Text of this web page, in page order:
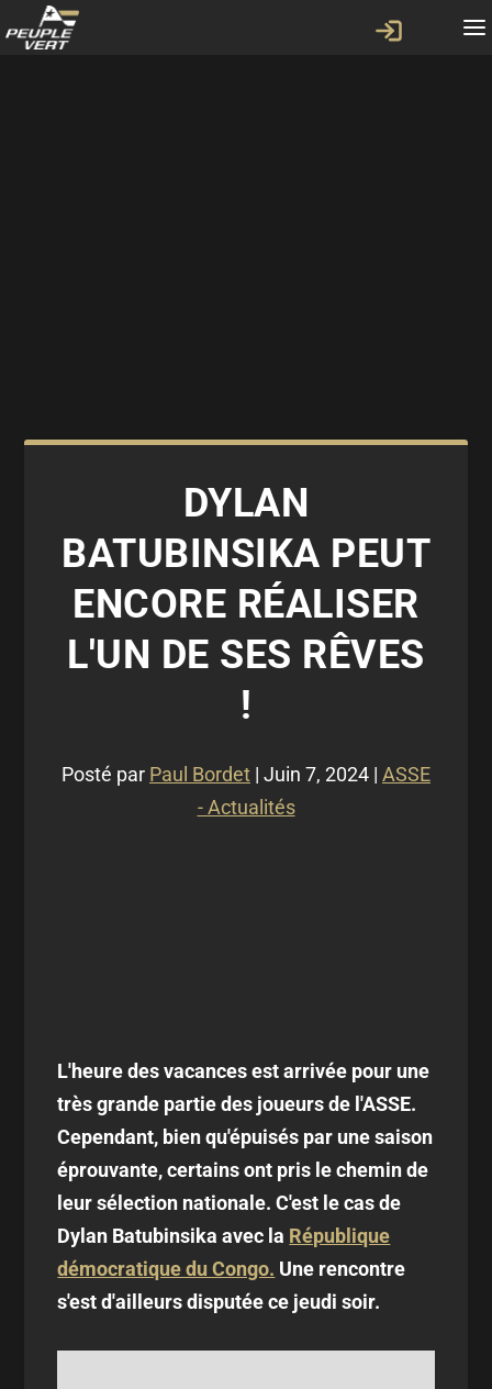
DYLAN
BATUBINSIKA PEUT
ENCORE RÉALISER
L'UN DE SES RÊVES
!
Posté par Paul Bordet | Juin 7, 2024 | ASSE
- Actualités
L'heure des vacances est arrivée pour une
très grande partie des joueurs de l'ASSE.
Cependant, bien qu'épuisés par une saison
éprouvante, certains ont pris le chemin de
leur sélection nationale. C'est le cas de
Dylan Batubinsika avec la République
démocratique du Congo. Une rencontre
s'est d'ailleurs disputée ce jeudi soir.